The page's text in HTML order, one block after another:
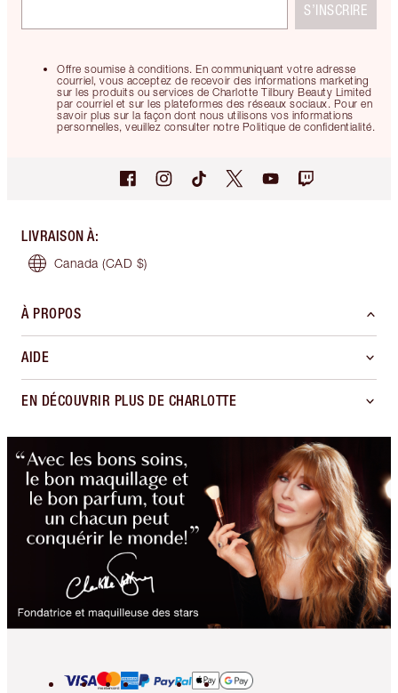
Offre soumise à conditions. En communiquant votre adresse
courriel, vous acceptez de recevoir des informations marketing
sur les produits ou services de Charlotte Tilbury Beauty Limited
par courriel et sur les plateformes des réseaux sociaux. Pour en
savoir plus sur la façon dont nous utilisons vos informations
personnelles, veuillez consulter notre Politique de confidentialité.
S’INSCRIRE
LIVRAISON À:
Canada (CAD $)
À PROPOS
AIDE
EN DÉCOUVRIR PLUS DE CHARLOTTE